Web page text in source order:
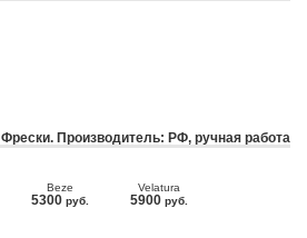
Фрески. Производитель: РФ, ручная работа
Beze
5300 руб.
Velatura
5900 руб.